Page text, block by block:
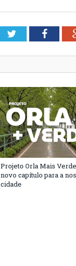
Twitter
Projeto Orla Mais
novo capítulo para a
cidade